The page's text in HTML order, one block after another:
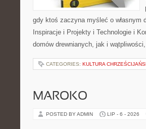
gdy ktoś zaczyna myśleć o własnym
Inspiracje i Projekty i Technologie i
domów drewnianych, jak i
CATEGORIES: KULTURA
MAROKO
POSTED BY ADMIN LIP - 6 - 2026